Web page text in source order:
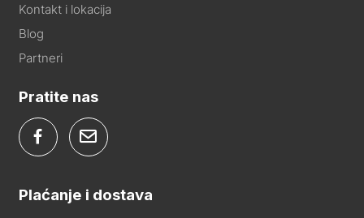
Kontakt i lokacija
Blog
Partneri
Pratite nas
Plaćanje i dostava